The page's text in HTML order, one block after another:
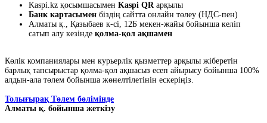
Kaspi.kz қосымшасымен Kaspi QRарқылы
Банк картасымен біздің сайтта онлайн төлеу (НДС-пен)
Алматы қ., Қазыбаев к-сі, 12Б мекен-жайы бойынша келіп
сатып алу кезінде қолма-қол ақшамен
Көлік компаниялары мен курьерлік қызметтер арқылы жіберетін
барлық тапсырыстар қолма-қол ақшасыз есеп айырысу бойынша 100%
алдын-ала төлем бойынша жөнелтілетінін ескеріңіз.
Толығырақ Төлем бөлімінде
Алматы қ. бойынша жеткізу